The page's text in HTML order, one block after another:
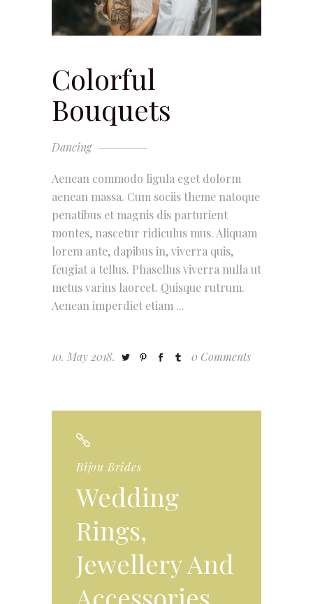
Colorful
Bouquets
Dancing
Aenean commodo ligula eget dolorm
aenean massa. Cum sociis theme natoque
penatibus et magnis dis parturient
montes, nascetur ridiculus mus. Aliquam
lorem ante, dapibus in, viverra quis,
feugiat a tellus. Phasellus viverra nulla ut
metus varius laoreet. Quisque rutrum.
Aenean imperdiet etiam
10. May 2018. 0 Comments
Bijou Brides
Wedding
Rings,
Jewellery And
Accessories